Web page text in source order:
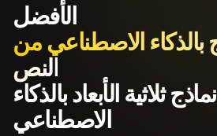
الأفضل
بالذكاء الاصطناعي من
النص
ثلاثية الأبعاد بالذكاء
الاصطناعي